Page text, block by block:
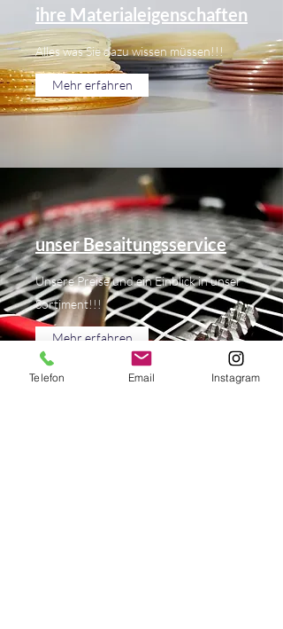
ihre Materialeigenschaften
Alles was Sie dazu wissen müssen!!!
Mehr erfahren
unser Besaitungsservice
Unsere Preise und ein Einblick in unser
Sortiment!!!
Mehr erfahren
Telefon Email Instagram